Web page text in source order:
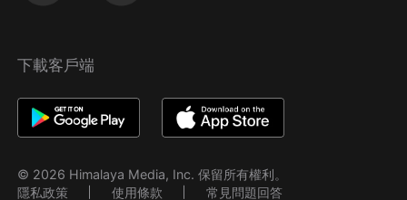
下載客戶端
© 2026 Himalaya Media, Inc. 保留所有權利。
隱私政策
使用條款 常見問題回答